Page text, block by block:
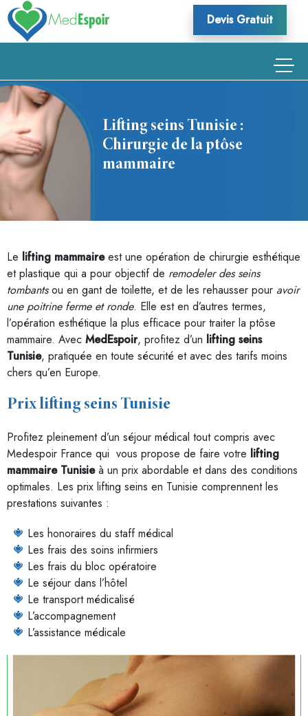
Skip
to
content
Devis Gratuit
Lifting seins Tunisie :
Chirurgie de la ptôse
mammaire
Le lifting mammaireest une opération de chirurgie esthétique
et plastique qui a pour objectif de remodeler des seins
tombantsou en gant de toilette, et de les rehausser pour avoir
une poitrine ferme et ronde. Elle est en d’autres termes,
l’opération esthétique la plus efficace pour traiter la ptôse
mammaire. Avec MedEspoir, profitez d’un lifting seins
Tunisie, pratiquée en toute sécurité et avec des tarifs moins
chers qu’en Europe.
Prix lifting seins Tunisie
Profitez pleinement d’un séjour médical tout compris avec
Medespoir France qui vous propose de faire votre lifting
mammaire Tunisieà un prix abordable et dans des conditions
optimales. Les prix lifting seins en Tunisie comprennent les
prestations suivantes :
Les honoraires du staff médical
Les frais des soins infirmiers
Les frais du bloc opératoire
Le séjour dans l’hôtel
Le transport médicalisé
L’accompagnement
L’assistance médicale